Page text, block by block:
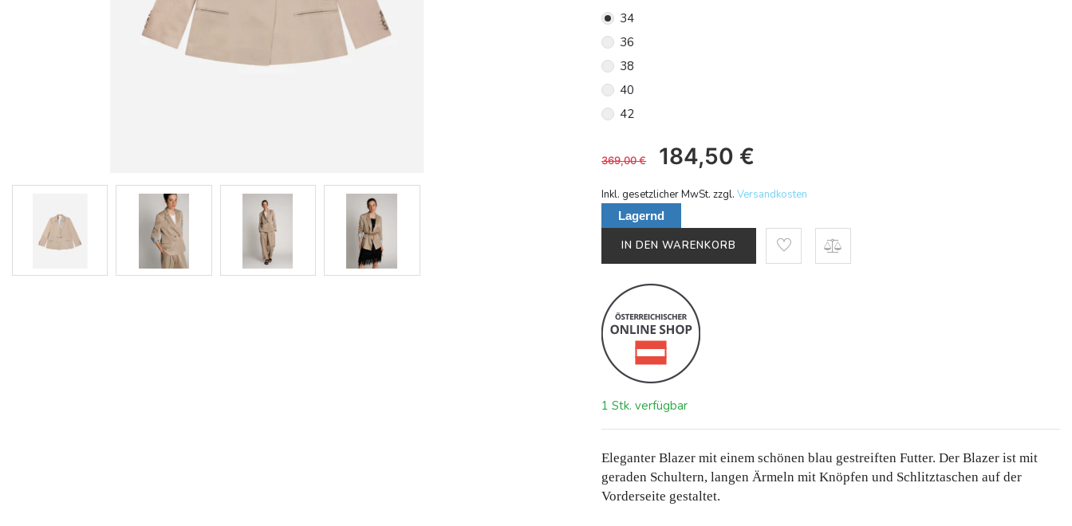
34
36
38
40
42
369,00€ 184,50 €
Inkl. gesetzlicher MwSt. zzgl.Versandkosten
Lagernd
IN DEN WARENKORB
1 Stk. verfügbar
Eleganter Blazer mit einem schönen blau gestreiften Futter. Der Blazer ist mit
geraden Schultern, langen Ärmeln mit Knöpfen und Schlitztaschen auf der
Vorderseite gestaltet.